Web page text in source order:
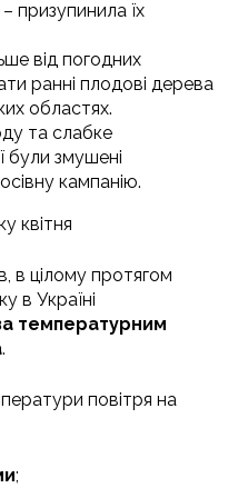
призупинила їх
від погодних
ранні плодові дерева
областях.
та слабке
були змушені
кампанію.
квітня
в цілому протягом
в Україні
температурним
.
повітря на
;